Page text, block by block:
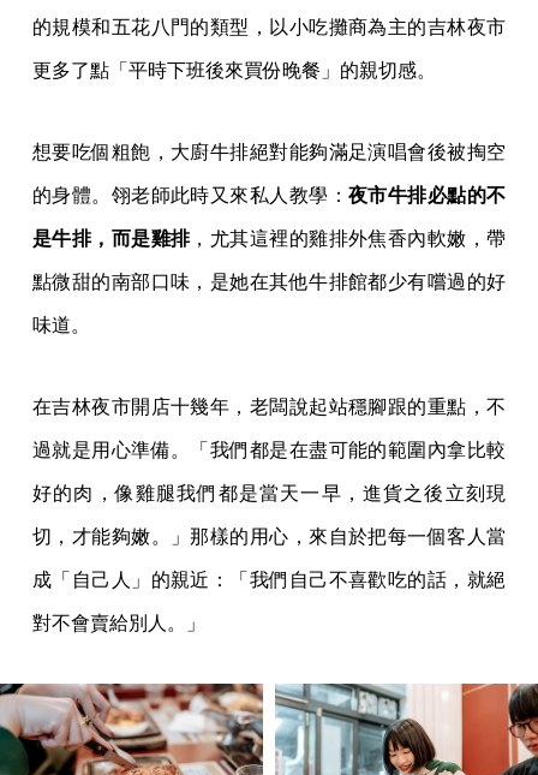
的規模和五花八門的類型，以小吃攤商為主的吉林夜市
更多了點「平時下班後來買份晚餐」的親切感。
想要吃個粗飽，大廚牛排絕對能夠滿足演唱會後被掏空
的身體。翎老師此時又來私人教學： 夜市牛排必點的不
是牛排，而是雞排，尤其這裡的雞排外焦香內軟嫩，帶
點微甜的南部口味，是她在其他牛排館都少有嚐過的好
味道。
在吉林夜市開店十幾年，老闆說起站穩腳跟的重點，不
過就是用心準備。「我們都是在盡可能的範圍內拿比較
好的肉，像雞腿我們都是當天一早，進貨之後立刻現
切，才能夠嫩。」那樣的用心，來自於把每一個客人當
成「自己人」的親近：「我們自己不喜歡吃的話，就絕
對不會賣給別人。」